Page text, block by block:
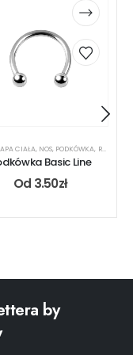
CIAŁA, NOS, PODKÓWKA, RODZAJ KOLCZYKA
Basic Line
Od 3.50zł
by